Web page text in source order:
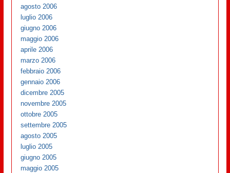
agosto 2006
luglio 2006
giugno 2006
maggio 2006
aprile 2006
marzo 2006
febbraio 2006
gennaio 2006
dicembre 2005
novembre 2005
ottobre 2005
settembre 2005
agosto 2005
luglio 2005
giugno 2005
maggio 2005